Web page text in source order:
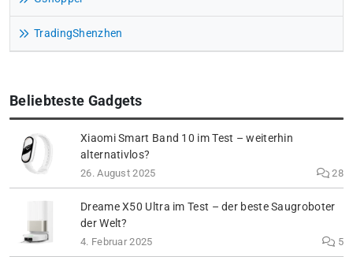
TradingShenzhen
Beliebteste Gadgets
Xiaomi Smart Band 10 im Test – weiterhin
alternativlos?
26. August 2025 28
Dreame X50 Ultra im Test – der beste Saugroboter
der Welt?
4. Februar 2025 5